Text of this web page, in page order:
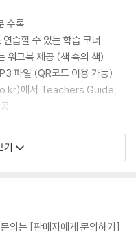
수록
습할 수 있는 학습 코너
워크북 제공 (책 속의 책)
파일 (QR코드 이용 가능)
에서 Teachers Guide,
다. 본격적으로 학습할 주제
기시킬 수 있습니다.
기
의는 [판매자에게 문의하기]